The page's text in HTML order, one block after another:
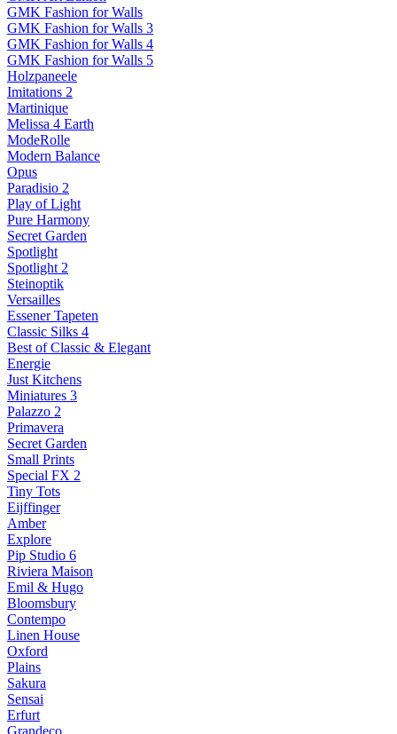
GMK Fashion for Walls
GMK Fashion for Walls 3
GMK Fashion for Walls 4
GMK Fashion for Walls 5
Holzpaneele
Imitations 2
Martinique
Melissa 4 Earth
ModeRolle
Modern Balance
Opus
Paradisio 2
Play of Light
Pure Harmony
Secret Garden
Spotlight
Spotlight 2
Steinoptik
Versailles
Essener Tapeten
Classic Silks 4
Best of Classic & Elegant
Energie
Just Kitchens
Miniatures 3
Palazzo 2
Primavera
Secret Garden
Small Prints
Special FX 2
Tiny Tots
Eijffinger
Amber
Explore
Pip Studio 6
Riviera Maison
Emil & Hugo
Bloomsbury
Contempo
Linen House
Oxford
Plains
Sakura
Sensai
Erfurt
Grandeco